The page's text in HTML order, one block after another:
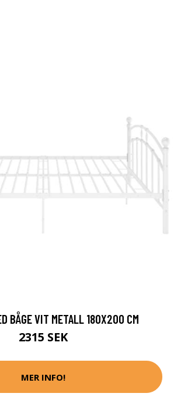
BÅGE VIT METALL 180X200 CM
2315 SEK
MER INFO!